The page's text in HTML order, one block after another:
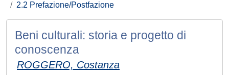
2.2 Prefazione/Postfazione
Beni culturali: storia e progetto di
conoscenza
ROGGERO, Costanza